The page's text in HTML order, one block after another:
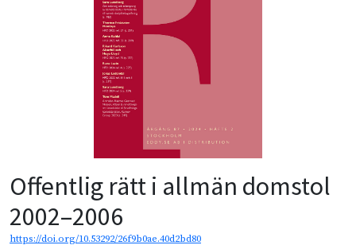
Offentlig rätt i allmän domstol
2002–2006
https://doi.org/10.53292/26f9b0ae.40d2bd80